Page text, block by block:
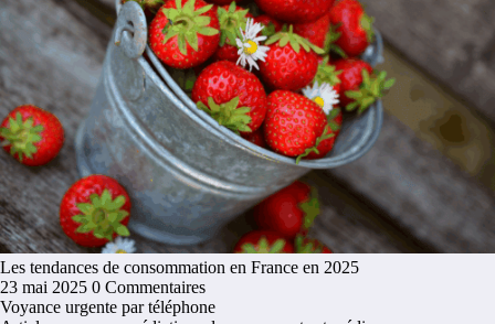
Les tendances de consommation en France en 2025
23 mai 2025 0 Commentaires
Voyance urgente par téléphone